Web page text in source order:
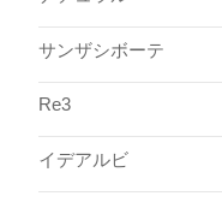
サンザシボーテ
Re3
イデアルビ